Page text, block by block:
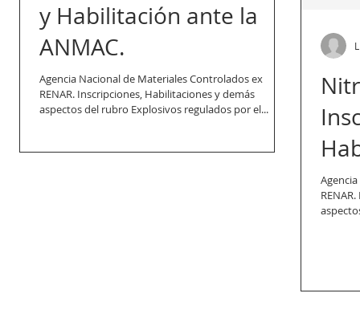
y Habilitación ante la
ANMAC.
Agencia Nacional de Materiales Controlados ex
RENAR. Inscripciones, Habilitaciones y demás
aspectos del rubro Explosivos regulados por el...